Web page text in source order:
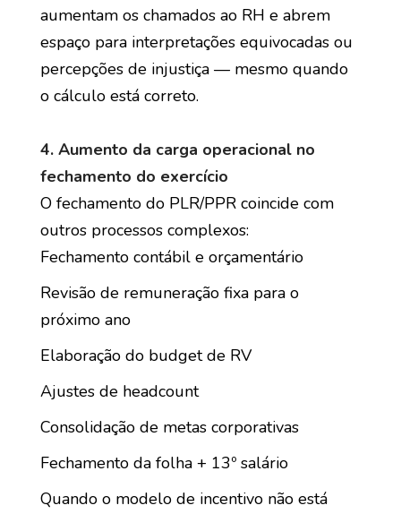
aumentam os chamados ao RH e abrem
espaço para interpretações equivocadas ou
percepções de injustiça — mesmo quando
o cálculo está correto.
4. Aumento da carga operacional no
fechamento do exercício
O fechamento do PLR/PPR coincide com
outros processos complexos:
Fechamento contábil e orçamentário
Revisão de remuneração fixa para o
próximo ano
Elaboração do budget de RV
Ajustes de headcount
Consolidação de metas corporativas
Fechamento da folha + 13º salário
Quando o modelo de incentivo não está